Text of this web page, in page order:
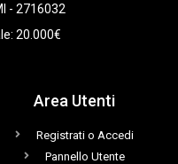
- 2716032
20.000€
Area Utenti
Registrati o Accedi
Pannello Utente